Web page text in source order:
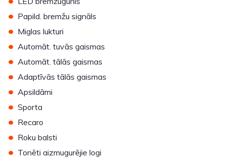
• Papild. bremžu signāls
• Miglas lukturi
• Automāt. tuvās gaismas
• Automāt. tālās gaismas
• Adaptīvās tālās gaismas
• Apsildāmi
• Sporta
• Recaro
• Roku balsti
• Tonēti aizmugurējie logi